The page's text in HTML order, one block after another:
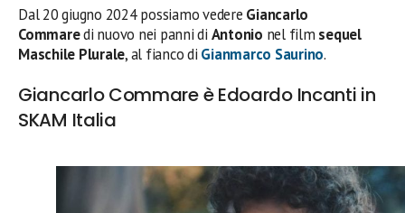
Dal 20 giugno 2024 possiamo vedere Giancarlo
Commaredi nuovo nei panni di Antonio nel film sequel
Maschile Plurale, al fianco di Gianmarco Saurino.
Giancarlo Commare è Edoardo Incanti in
SKAM Italia